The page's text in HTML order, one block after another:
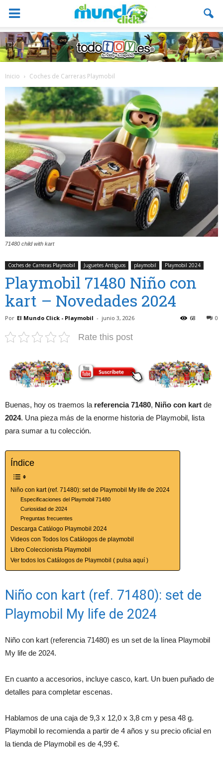
Inicio Coches de Carreras Playmobil
71480 child with kart
Coches de Carreras Playmobil Juguetes Antiguos playmobil Playmobil 2024
Playmobil 71480 Niño con
kart – Novedades 2024
Por El Mundo Click - Playmobil - junio 3, 2026 0
68
Rate this post
Buenas, hoy os traemos la referencia 71480, Niño con kart de
2024. Una pieza más de la enorme historia de Playmobil, lista
para sumar a tu colección.
Índice
Niño con kart (ref. 71480): set de Playmobil My life de 2024
Especificaciones del Playmobil 71480
Curiosidad de 2024
Preguntas frecuentes
Descarga Catálogo Playmobil 2024
Videos con Todos los Catálogos de playmobil
Libro Coleccionista Playmobil
Ver todos los Catálogos de Playmobil ( pulsa aquí )
Niño con kart (ref. 71480): set de
Playmobil My life de 2024
Niño con kart (referencia 71480) es un set de la línea Playmobil
My life de 2024.
En cuanto a accesorios, incluye casco, kart. Un buen puñado de
detalles para completar escenas.
Hablamos de una caja de 9,3 x 12,0 x 3,8 cm y pesa 48 g.
Playmobil lo recomienda a partir de 4 años y su precio oficial en
la tienda de Playmobil es de 4,99 €.